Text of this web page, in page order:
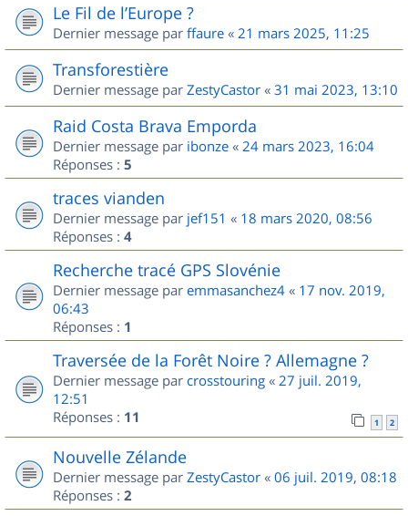
Le Fil de l’Europe ?
Dernier message par ffaure « 21 mars 2025, 11:25
Transforestière
Dernier message par ZestyCastor « 31 mai 2023, 13:10
Raid Costa Brava Emporda
Dernier message par ibonze « 24 mars 2023, 16:04
Réponses : 5
traces vianden
Dernier message par jef151 « 18 mars 2020, 08:56
Réponses : 4
Recherche tracé GPS Slovénie
Dernier message par emmasanchez4 « 17 nov. 2019,
06:43
Réponses : 1
Traversée de la Forêt Noire ? Allemagne ?
Dernier message par crosstouring « 27 juil. 2019,
12:51
Réponses : 11 1 2
Nouvelle Zélande
Dernier message par ZestyCastor « 06 juil. 2019, 08:18
Réponses : 2